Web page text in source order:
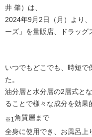
井 肇）は、
2024年9月2日（月）より
ーズ」を量販店、ドラッグ
いつでもどこでも、時短で
た。
油分層と水分層の2層式と
ることで様々な成分を効果
※1 角質層まで
全身に使用でき、お風呂上